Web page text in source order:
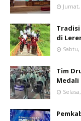
di
Tim
Medali